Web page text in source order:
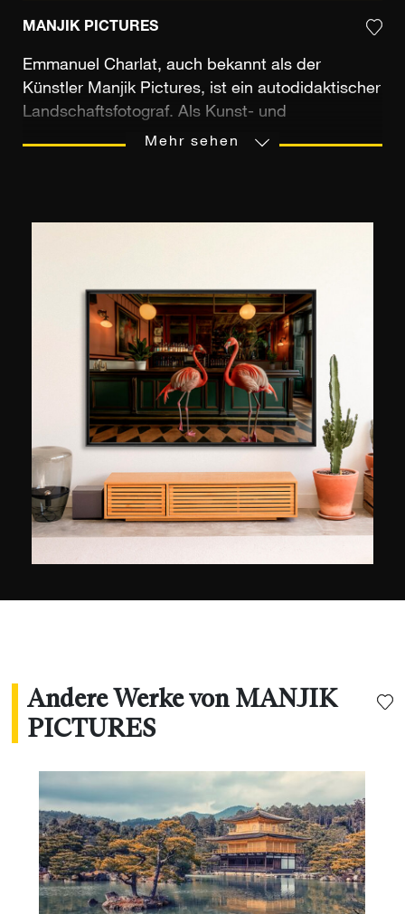
MANJIK PICTURES
Emmanuel Charlat, auch bekannt als der
Künstler Manjik Pictures, ist ein autodidaktischer
Landschaftsfotograf. Als Kunst- und
Reiseliebhaber ist er ständig in Bewegung. Er
Öffentlichkeit in ihrer schönsten Form zu zeigen.
Mit seinen Fotos erhebt der französische
Künstler nicht den Anspruch, die Realität
wiederzugeben, sondern vielmehr zum Träumen
und zur Poesie anzuregen. Dazu macht er
farbenfrohe Aufnahmen, denen er durch
Computerbearbeitung einen Hauch von Magie
verleiht.
Mehr sehen
Andere Werke von MANJIK
PICTURES